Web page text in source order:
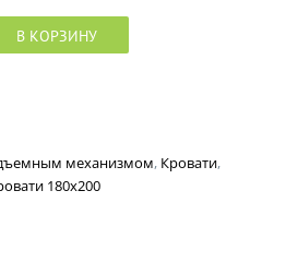
В КОРЗИНУ
механизмом, Кровати,
180x200